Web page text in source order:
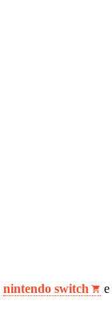
nintendo switch e